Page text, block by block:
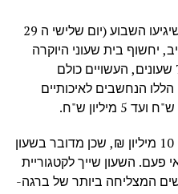
בנוכחות כ- 100 אספני שעונים שיגיעו השבוע (יום שלישי ה 29
יחשוף בית שעוני היוקרה
ברגה את האוסף החדש הכולל 7 שעונים, העשויים כולם
הנחשבים לאיכותיים
ש"ח.
גולת הכותרת: שעון לנשים בשווי 10 מיליון ₪, שכן מדובר בשעון
פעם. השעון שייך לקטגוריית
המצליחה ביותר של ברגה-